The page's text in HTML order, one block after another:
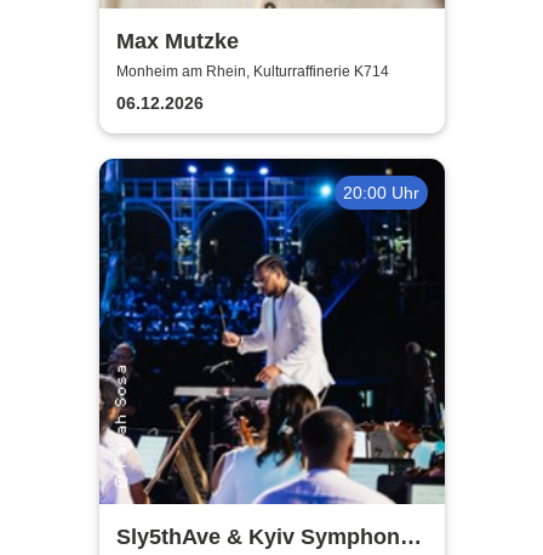
Max Mutzke
Monheim am Rhein, Kulturraffinerie K714
06.12.2026
20:00 Uhr
Sly5thAve & Kyiv Symphony